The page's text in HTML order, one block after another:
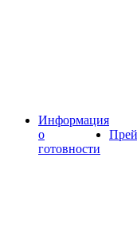
Информация
о
готовности